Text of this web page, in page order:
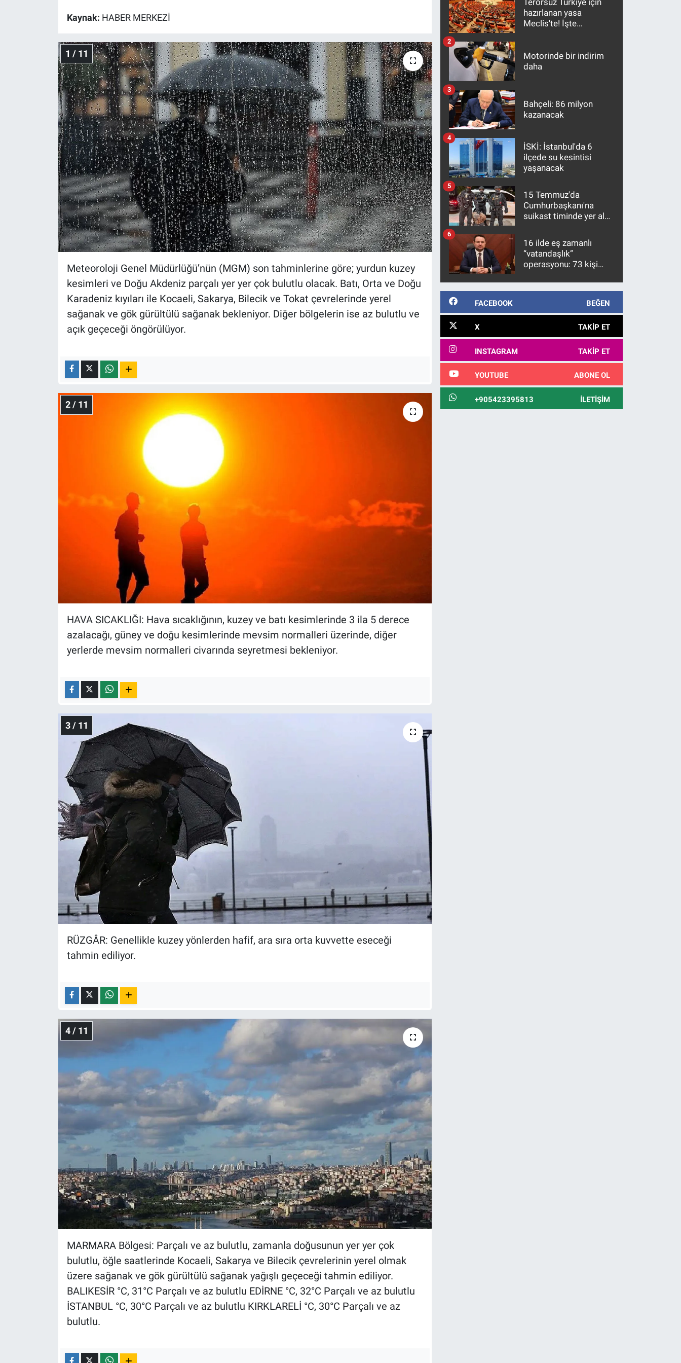
Kaynak: HABER MERKEZİ
1 / 11
Meteoroloji Genel Müdürlüğü’nün (MGM) son tahminlerine göre; yurdun kuzey
kesimleri ve Doğu Akdeniz parçalı yer yer çok bulutlu olacak. Batı, Orta ve Doğu
Karadeniz kıyıları ile Kocaeli, Sakarya, Bilecik ve Tokat çevrelerinde yerel
sağanak ve gök gürültülü sağanak bekleniyor. Diğer bölgelerin ise az bulutlu ve
açık geçeceği öngörülüyor.
2 / 11
HAVA SICAKLIĞI: Hava sıcaklığının, kuzey ve batı kesimlerinde 3 ila 5 derece
azalacağı, güney ve doğu kesimlerinde mevsim normalleri üzerinde, diğer
yerlerde mevsim normalleri civarında seyretmesi bekleniyor.
3 / 11
RÜZGÂR: Genellikle kuzey yönlerden hafif, ara sıra orta kuvvette eseceği
tahmin ediliyor.
4 / 11
MARMARA Bölgesi: Parçalı ve az bulutlu, zamanla doğusunun yer yer çok
bulutlu, öğle saatlerinde Kocaeli, Sakarya ve Bilecik çevrelerinin yerel olmak
üzere sağanak ve gök gürültülü sağanak yağışlı geçeceği tahmin ediliyor.
BALIKESİR °C, 31°C Parçalı ve az bulutlu EDİRNE °C, 32°C Parçalı ve az bulutlu
İSTANBUL °C, 30°C Parçalı ve az bulutlu KIRKLARELİ °C, 30°C Parçalı ve az
bulutlu.
Terörsüz Türkiye için
hazırlanan yasa
Meclis'te! İşte
Motorinde bir indirim
daha
2
Bahçeli: 86 milyon
kazanacak
3
İSKİ: İstanbul'da 6
ilçede su kesintisi
yaşanacak
4
15 Temmuz'da
Cumhurbaşkanı'na
suikast timinde yer alan
10 yıl sonra yakalandı
5
16 ilde eş zamanlı
“vatandaşlık”
operasyonu: 73 kişi
6
FACEBOOK BEĞEN
X TAKIP ET
INSTAGRAM TAKIP ET
YOUTUBE ABONE OL
+905423395813 İLETIŞIM
Gündem Özel
Günün görüntüsü
Koronavirüs
Kültür Sanat
Ne demişti
Programlar
Teknoloji
Türkiye'nin Gündemi